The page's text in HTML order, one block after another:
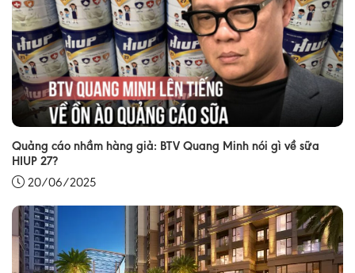
Quảng cáo nhầm hàng giả: BTV Quang Minh nói gì về sữa
HIUP 27?
20/06/2025